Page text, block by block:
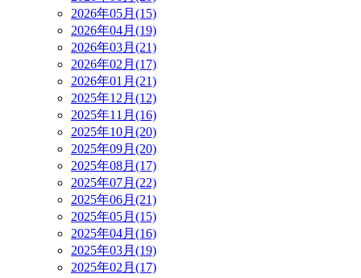
2026年05月(15)
2026年04月(19)
2026年03月(21)
2026年02月(17)
2026年01月(21)
2025年12月(12)
2025年11月(16)
2025年10月(20)
2025年09月(20)
2025年08月(17)
2025年07月(22)
2025年06月(21)
2025年05月(15)
2025年04月(16)
2025年03月(19)
2025年02月(17)